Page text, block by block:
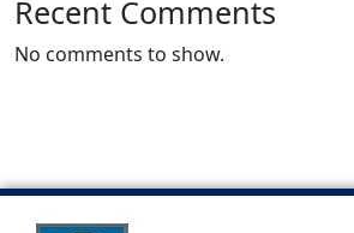
Recent Comments
No comments to show.